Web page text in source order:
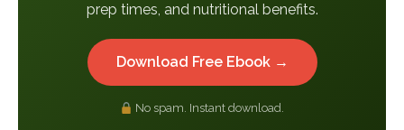
prep times, and nutritional benefits.
Download Free Ebook →
No spam. Instant download.